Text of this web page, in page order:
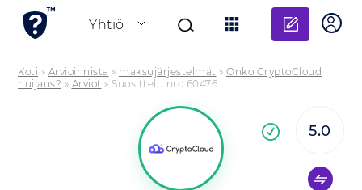
Yhtiö
Lisää
Koti » Arvioinnista » maksujärjestelmät » Onko CryptoCloud
huijaus? » Arviot » Suosittelu nro 60476
5.0
yritys